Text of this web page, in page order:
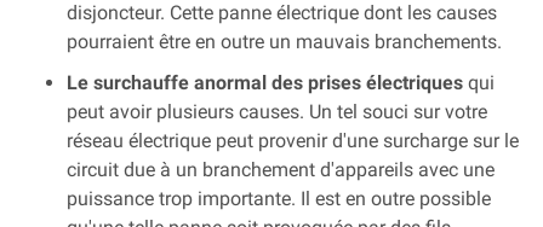
disjoncteur. Cette panne électrique dont les causes
pourraient être en outre un mauvais branchements.
Le surchauffe anormal des prises électriques qui
peut avoir plusieurs causes. Un tel souci sur votre
réseau électrique peut provenir d'une surcharge sur le
circuit due à un branchement d'appareils avec une
puissance trop importante. Il est en outre possible